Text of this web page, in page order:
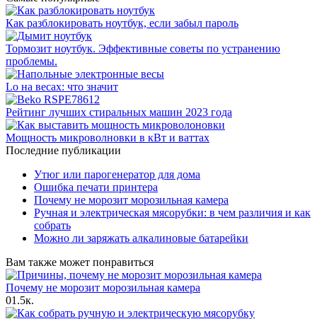
Как разблокировать ноутбук, если забыл пароль
Тормозит ноутбук. Эффективные советы по устранению
проблемы.
Lo на весах: что значит
Рейтинг лучших стиральных машин 2023 года
Мощность микроволновки в кВт и ваттах
Последние публикации
Утюг или парогенератор для дома
Ошибка печати принтера
Почему не морозит морозильная камера
Ручная и электрическая мясорубки: в чем различия и как
собрать
Можно ли заряжать алкалиновые батарейки
Вам также может понравиться
Почему не морозит морозильная камера
01.5к.